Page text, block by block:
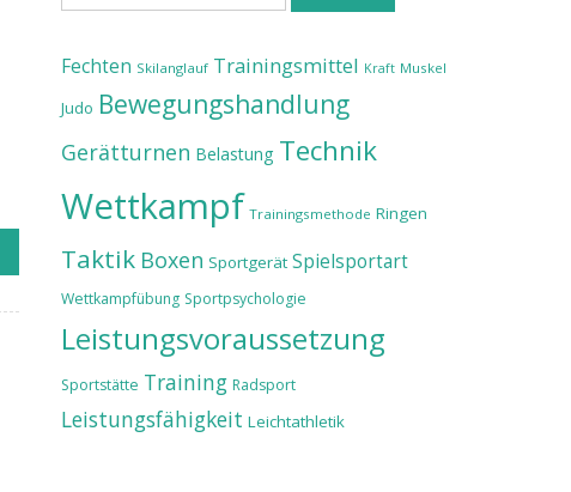
Fechten Skilanglauf Trainingsmittel Kraft Muskel
Judo Bewegungshandlung
Gerätturnen Belastung Technik
Wettkampf Trainingsmethode Ringen
Taktik Boxen Sportgerät Spielsportart
Wettkampfübung Sportpsychologie
Leistungsvoraussetzung
Sportstätte Training Radsport
Leistungsfähigkeit Leichtathletik